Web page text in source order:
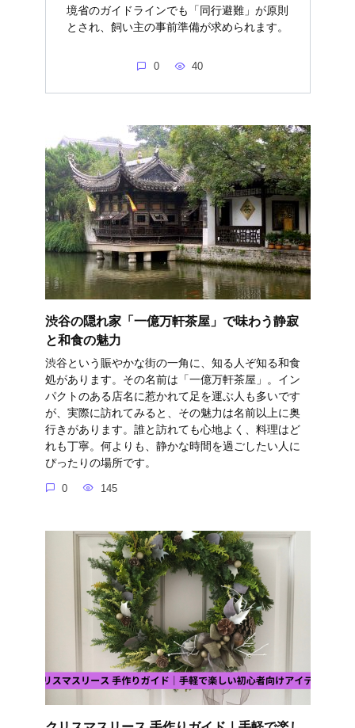
境省のガイドラインでも「同行避難」が原則
とされ、飼い主の事前準備が求められます。
0 40
渋谷の隠れ家「一億万軒茶屋」で味わう静寂
と和食の魅力
渋谷という賑やかな街の一角に、知る人ぞ知る和食
処があります。その名前は「一億万軒茶屋」。イン
パクトのある店名に惹かれて足を運ぶ人も多いです
が、実際に訪れてみると、その魅力は名前以上に奥
行きがあります。誰と訪れても心地よく、料理はど
れも丁寧。何よりも、静かな時間を過ごしたい人に
ぴったりの場所です。
0 145